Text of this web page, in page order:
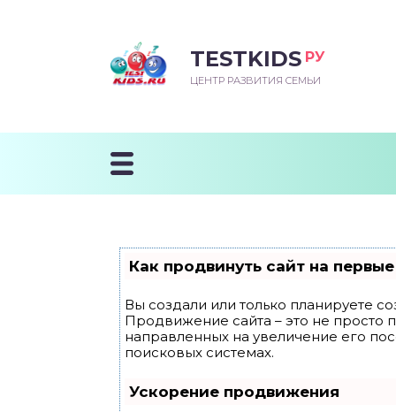
TESTKIDS РУ
ЦЕНТР РАЗВИТИЯ СЕМЬИ
Как продвинуть сайт на
Вы создали или только планируете
Продвижение сайта – это не просто
направленных на увеличение его
поисковых системах.
Ускорение продвижения
МЕСЯЦ
ПЕРВОГО
УЧИТСЯ
ПОСЛЕ ГОДА
К ШКОЛЕ
ДОШКОЛЬНИКА
ШКОЛА
ШКОЛЬНИКА
ШКОЛЬНИКА